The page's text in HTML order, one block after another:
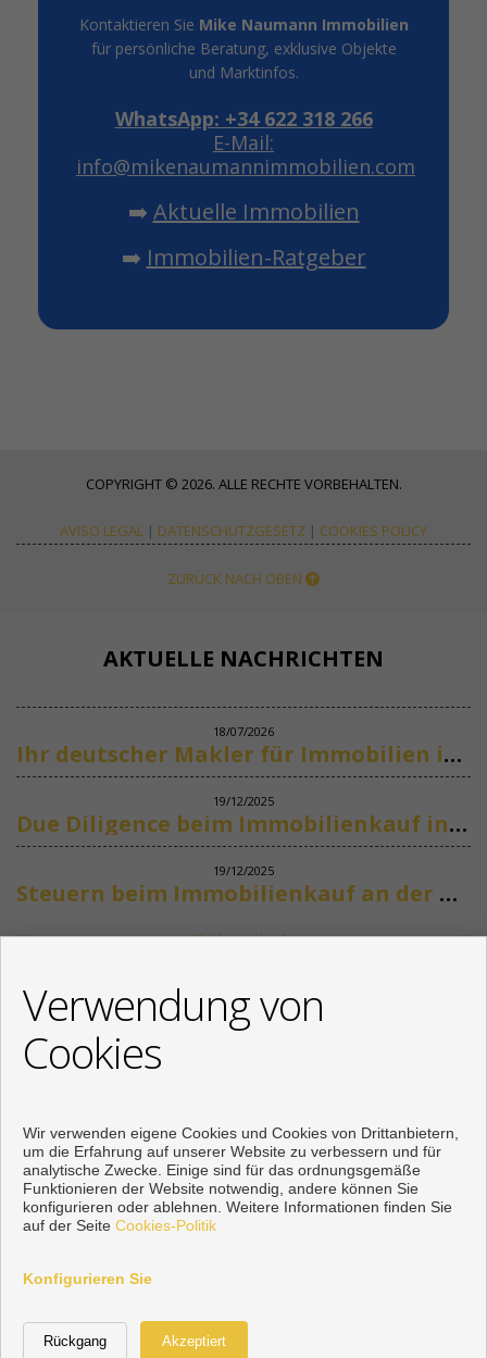
Kontaktieren Sie Mike Naumann Immobilien
für persönliche Beratung, exklusive Objekte
und Marktinfos.
WhatsApp: +34 622 318 266
E-Mail:
info@mikenaumannimmobilien.com
➡️ Aktuelle Immobilien
➡️ Immobilien-Ratgeber
COPYRIGHT © 2026. ALLE RECHTE VORBEHALTEN.
AVISO LEGAL | DATENSCHUTZGESETZ | COOKIES POLICY
ZURÜCK NACH OBEN
AKTUELLE NACHRICHTEN
18/07/2026
Ihr deutscher Makler für Immobilien in Marbella
19/12/2025
Due Diligence beim Immobilienkauf in Spanien
19/12/2025
Steuern beim Immobilienkauf an der Costa del Sol
Siehe mehr
+34 622318266
info@mikenaumannimmobilien.com
Von Montag bis Freitag : 10:00 - 18:00
Verwendung von
Cookies
Wir verwenden eigene Cookies und Cookies von Drittanbietern,
um die Erfahrung auf unserer Website zu verbessern und für
analytische Zwecke. Einige sind für das ordnungsgemäße
Funktionieren der Website notwendig, andere können Sie
konfigurieren oder ablehnen. Weitere Informationen finden Sie
auf der Seite Cookies-Politik
Konfigurieren Sie